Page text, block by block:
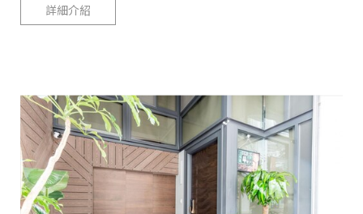
詳細介紹